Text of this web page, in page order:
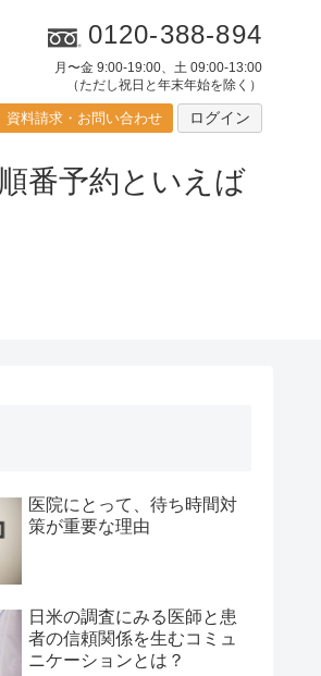
0120-388-894
月〜金 9:00-19:00、土 09:00-13:00
（ただし祝日と年末年始を除く）
資料請求・お問い合わせ ログイン
医院にとって、待ち時間対
策が重要な理由
日米の調査にみる医師と患
者の信頼関係を生むコミュ
ニケーションとは？